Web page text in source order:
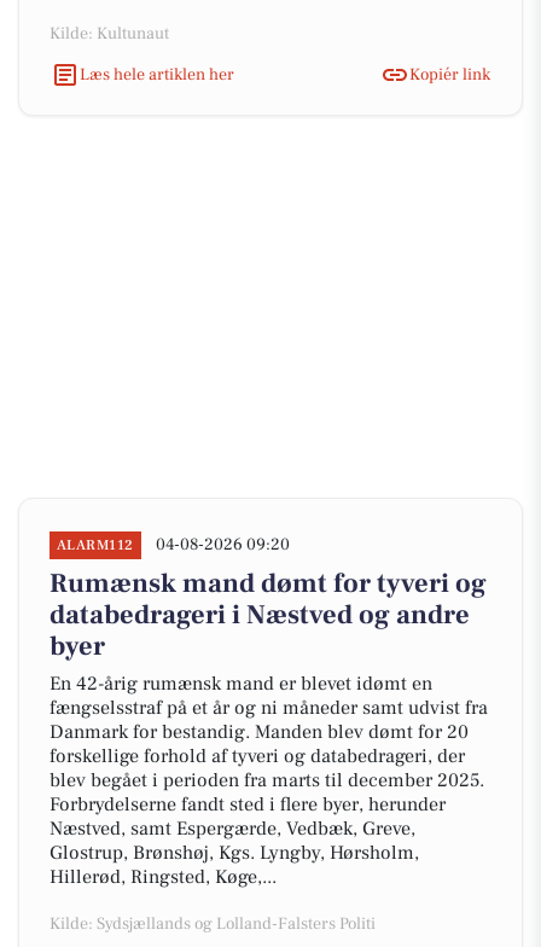
Kilde: Kultunaut
Læs hele artiklen her
Kopiér link
ALARM112 04-08-2026 09:20
Rumænsk mand dømt for tyveri og
databedrageri i Næstved og andre
byer
En 42-årig rumænsk mand er blevet idømt en
fængselsstraf på et år og ni måneder samt udvist fra
Danmark for bestandig. Manden blev dømt for 20
forskellige forhold af tyveri og databedrageri, der
blev begået i perioden fra marts til december 2025.
Forbrydelserne fandt sted i flere byer, herunder
Næstved, samt Espergærde, Vedbæk, Greve,
Glostrup, Brønshøj, Kgs. Lyngby, Hørsholm,
Hillerød, Ringsted, Køge,...
Kilde: Sydsjællands og Lolland-Falsters Politi